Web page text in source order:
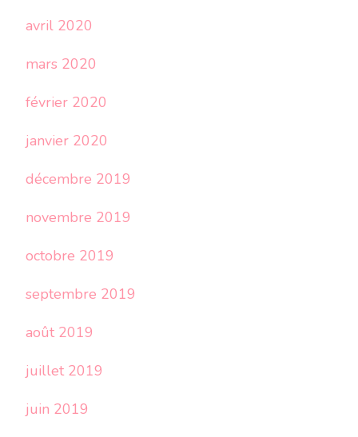
avril 2020
mars 2020
février 2020
janvier 2020
décembre 2019
novembre 2019
octobre 2019
septembre 2019
août 2019
juillet 2019
juin 2019